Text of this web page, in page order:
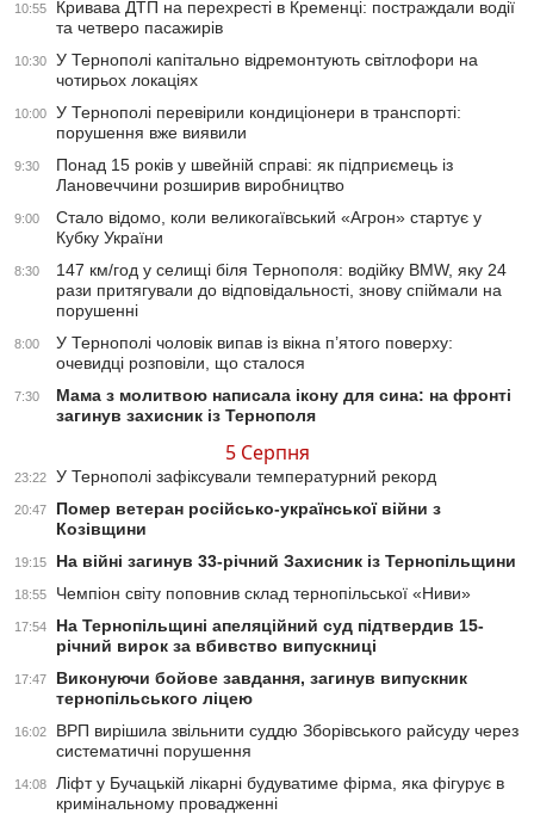
10:55
Кривава ДТП на перехресті в Кременці: постраждали водії
та четверо пасажирів
10:30
У Тернополі капітально відремонтують світлофори на
чотирьох локаціях
10:00
У Тернополі перевірили кондиціонери в транспорті:
порушення вже виявили
9:30
Понад 15 років у швейній справі: як підприємець із
Лановеччини розширив виробництво
9:00
Стало відомо, коли великогаївський «Агрон» стартує у
Кубку України
8:30
147 км/год у селищі біля Тернополя: водійку BMW, яку 24
рази притягували до відповідальності, знову спіймали на
порушенні
8:00
У Тернополі чоловік випав із вікна п’ятого поверху:
очевидці розповіли, що сталося
7:30
Мама з молитвою написала ікону для сина: на фронті
загинув захисник із Тернополя
5 Серпня
23:22 У Тернополі зафіксували температурний рекорд
20:47
Помер ветеран російсько-української війни з
Козівщини
19:15 На війні загинув 33-річний Захисник із Тернопільщини
18:55 Чемпіон світу поповнив склад тернопільської «Ниви»
17:54
На Тернопільщині апеляційний суд підтвердив 15-
річний вирок за вбивство випускниці
17:47
Виконуючи бойове завдання, загинув випускник
тернопільського ліцею
16:02
ВРП вирішила звільнити суддю Зборівського райсуду через
систематичні порушення
14:08
Ліфт у Бучацькій лікарні будуватиме фірма, яка фігурує в
кримінальному провадженні